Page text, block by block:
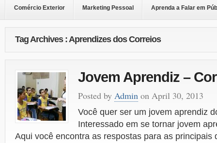
Comércio Exterior Marketing Pessoal Aprenda a Falar em
Tag Archives : Aprendizes dos Correios
Jovem Aprendiz –
Posted by Admin on April 30, 2013
Você quer ser um jovem aprendiz
Interessado em se tornar jovem
Aqui você encontra as respostas para as principais